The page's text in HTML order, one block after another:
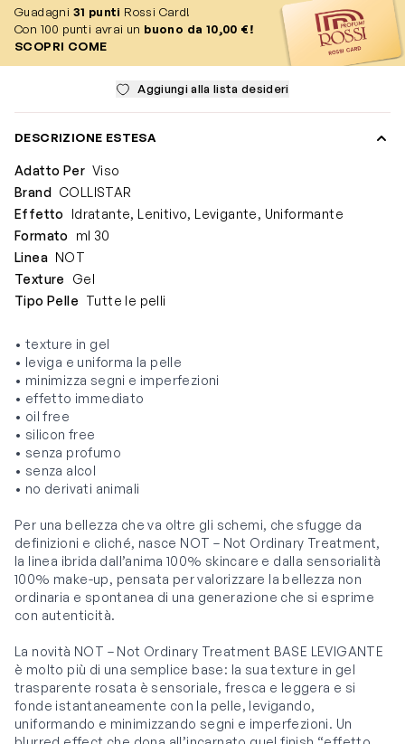
Guadagni 31 punti Rossi Card!
Con 100 punti avrai un buono da 10,00 €!
SCOPRI COME
Aggiungi alla lista desideri
DESCRIZIONE ESTESA
Adatto Per Viso
Brand COLLISTAR
Effetto
Idratante, Lenitivo, Levigante, Uniformante
Formato
ml 30
Linea NOT
Texture
Gel
Tipo Pelle Tutte le pelli
• texture in gel
• leviga e uniforma la pelle
• minimizza segni e imperfezioni
• effetto immediato
• oil free
• silicon free
• senza profumo
• senza alcol
• no derivati animali
Per una bellezza che va oltre gli schemi, che sfugge da
definizioni e cliché, nasce NOT – Not Ordinary Treatment,
la linea ibrida dall’anima 100% skincare e dalla sensorialità
100% make-up, pensata per valorizzare la bellezza non
ordinaria e spontanea di una generazione che si esprime
con autenticità.
La novità NOT – Not Ordinary Treatment BASE LEVIGANTE
è molto più di una semplice base: la sua texture in gel
trasparente rosata è sensoriale, fresca e leggera e si
fonde istantaneamente con la pelle, levigando,
uniformando e minimizzando segni e imperfezioni. Un